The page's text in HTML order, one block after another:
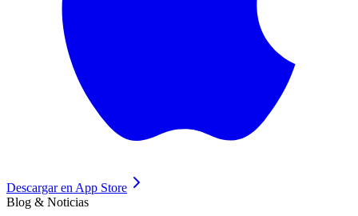
Descargar en App Store
Blog & Noticias